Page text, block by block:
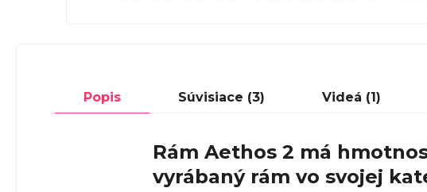
Popis Súvisiace (3) Videá (1)
Rám Aethos 2 má
vyrábaný rám vo svojej